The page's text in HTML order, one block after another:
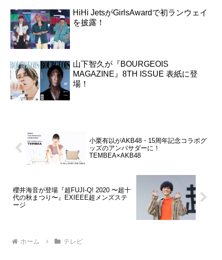
HiHi JetsがGirlsAwardで初ランウェイ
を披露！
山下智久が『BOURGEOIS
MAGAZINE』8TH ISSUE 表紙に登
場！
小栗有以がAKB48・15周年記念コラボグ
ッズのアンバサダーに！
TEMBEA×AKB48
櫻井海音が登場『超FUJI-Q! 2020 〜超十
代の秋まつり〜』EXIEEE超メンズステ
ージ
ホーム テレビ